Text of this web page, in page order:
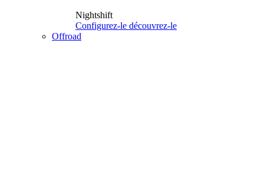
Nightshift
Configurez-le découvrez-le
Offroad